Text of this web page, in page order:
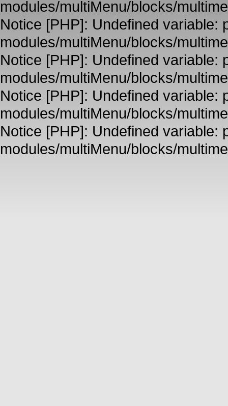
modules/multiMenu/blocks/
Notice [PHP]: Undefined variable:
modules/multiMenu/blocks/
Notice [PHP]: Undefined variable:
modules/multiMenu/blocks/
Notice [PHP]: Undefined variable:
modules/multiMenu/blocks/
Notice [PHP]: Undefined variable:
modules/multiMenu/blocks/